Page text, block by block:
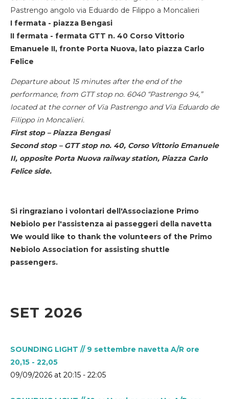
Pastrengo angolo via Eduardo de Filippo a Moncalieri
I fermata - piazza Bengasi
II fermata - fermata GTT n. 40 Corso Vittorio
Emanuele II, fronte Porta Nuova, lato piazza Carlo
Felice
Departure about 15 minutes after the end of the
performance, from GTT stop no. 6040 “Pastrengo 94,”
located at the corner of Via Pastrengo and Via Eduardo de
Filippo in Moncalieri.
First stop – Piazza Bengasi
Second stop – GTT stop no. 40, Corso Vittorio Emanuele
II, opposite Porta Nuova railway station, Piazza Carlo
Felice side.
Si ringraziano i volontari dell'Associazione Primo
Nebiolo per l'assistenza ai passeggeri della navetta
We would like to thank the volunteers of the Primo
Nebiolo Association for assisting shuttle
passengers.
SET 2026
SOUNDING LIGHT // 9 settembre navetta A/R ore
20,15 - 22,05
09/09/2026 at 20:15 - 22:05